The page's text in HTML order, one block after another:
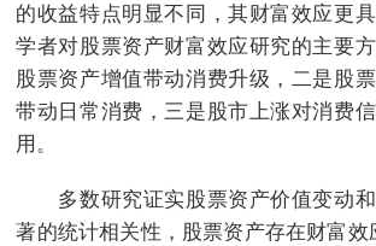
的收益特点明显不同，其财富效应更
学者对股票资产财富效应研究的主要
股票资产增值带动消费升级，二是股
带动日常消费，三是股市上涨对消费
用。
多数研究证实股票资产价值变动和
著的统计相关性，股票资产存在财富效